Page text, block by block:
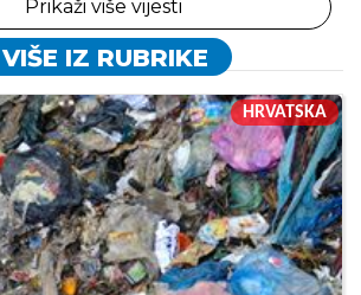
Prikaži više vijesti
VIŠE IZ RUBRIKE
HRVATSKA